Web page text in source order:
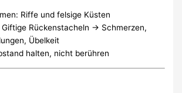
Riffe und felsige Küsten
Giftige Rückenstacheln → Schmerzen,
Übelkeit
halten, nicht berühren